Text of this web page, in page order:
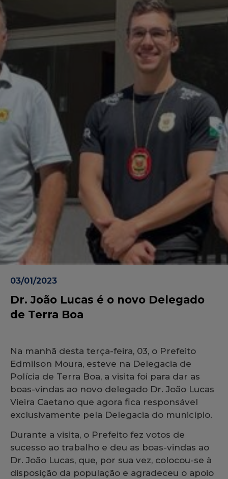
03/01/2023
Dr. João Lucas é o novo Delegado
de Terra Boa
Na manhã desta terça-feira, 03, o Prefeito
Edmilson Moura, esteve na Delegacia de
Polícia de Terra Boa, a visita foi para dar as
boas-vindas ao novo delegado Dr. João Lucas
Vieira Caetano que agora fica responsável
exclusivamente pela Delegacia do município.
Durante a visita, o Prefeito fez votos de
sucesso ao trabalho e deu as boas-vindas ao
Dr. João Lucas, que, por sua vez, colocou-se à
disposição da população e agradeceu o apoio